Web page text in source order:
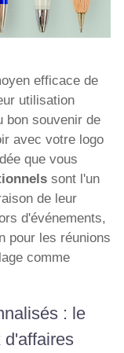
efficace de
utilisation
bon souvenir de
avec votre logo
que vous
sont l'un
de leur
d'événements,
pour les réunions
comme
: le
d'affaires